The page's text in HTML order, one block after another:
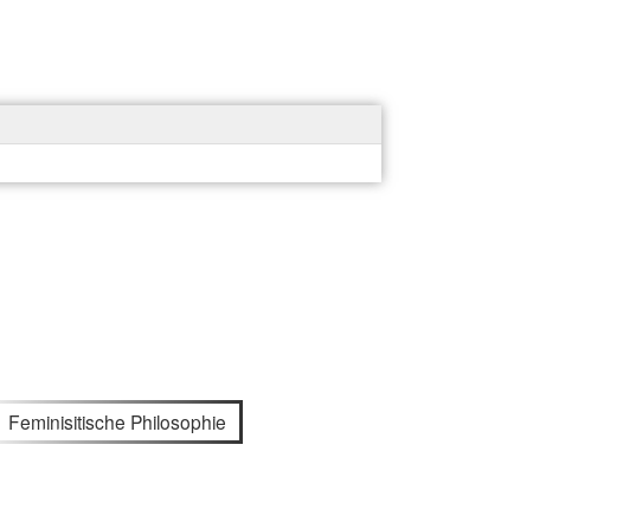
Feminisitische Philosophie